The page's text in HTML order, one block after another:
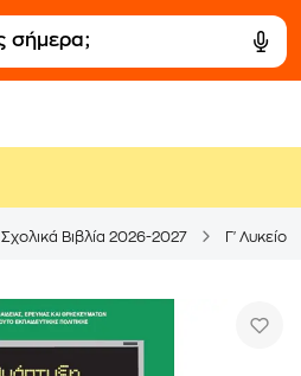
Σχολικά Βιβλία 2026-2027 Γ' Λυκείου